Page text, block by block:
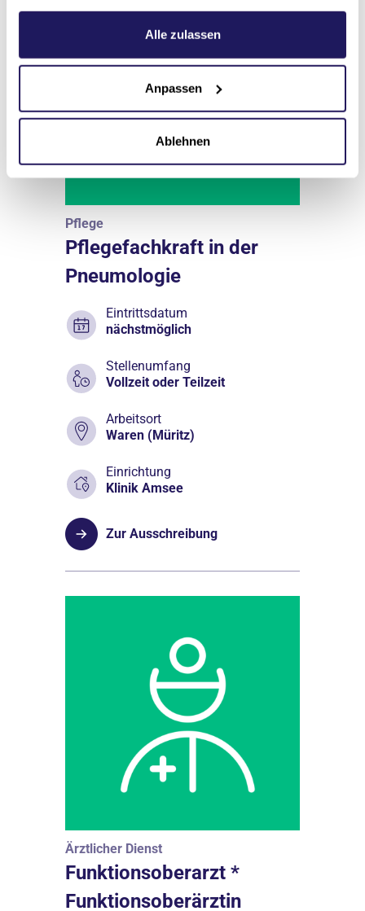
Weitere Informationen hierzu finden Sie in unserer
.
Alle zulassen
Anpassen
Ablehnen
Pflege
Pflegefachkraft in der
Pneumologie
Eintrittsdatum
nächstmöglich
Stellenumfang
Vollzeit oder Teilzeit
Arbeitsort
Waren (Müritz)
Einrichtung
Klinik Amsee
Zur Ausschreibung
Ärztlicher Dienst
Funktionsoberarzt *
Funktionsoberärztin